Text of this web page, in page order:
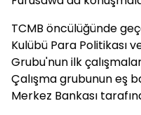
TCMB öncülüğünde
Kulübü Para Politikası
Grubu'nun ilk
Çalışma grubunun eş
Merkez Bankası